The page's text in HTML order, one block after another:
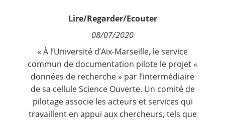
Nous suivre
Lire/Regarder/Ecouter
08/07/2020
« À l’Université d’Aix-Marseille, le service
commun de documentation pilote le projet «
données de recherche » par l’intermédiaire
de sa cellule Science Ouverte. Un comité de
pilotage associe les acteurs et services qui
travaillent en appui aux chercheurs, tels que